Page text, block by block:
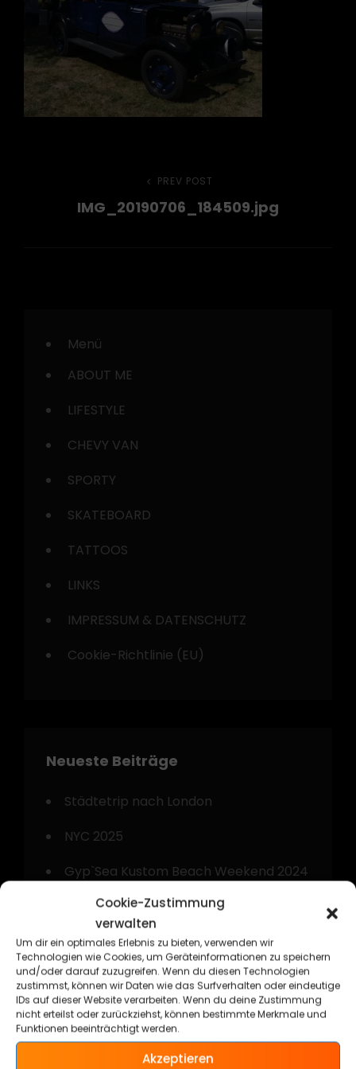
Cookie-Zustimmung
verwalten
Um dir ein optimales Erlebnis zu bieten, verwenden wir
Technologien wie Cookies, um Geräteinformationen zu speichern
und/oder darauf zuzugreifen. Wenn du diesen Technologien
zustimmst, können wir Daten wie das Surfverhalten oder eindeutige
IDs auf dieser Website verarbeiten. Wenn du deine Zustimmung
nicht erteilst oder zurückziehst, können bestimmte Merkmale und
Funktionen beeinträchtigt werden.
Akzeptieren
Beitragsnavigation
Previous
Post
PREV POST
IMG_20190706_184509.jpg
Menü
ABOUT ME
LIFESTYLE
CHEVY VAN
SPORTY
SKATEBOARD
TATTOOS
LINKS
IMPRESSUM & DATENSCHUTZ
Cookie-Richtlinie (EU)
Neueste Beiträge
Städtetrip nach London
NYC 2025
Gyp`Sea Kustom Beach Weekend 2024
Kurztrip nach Amsterdam
Technorama Kassel 2024
Kategorien